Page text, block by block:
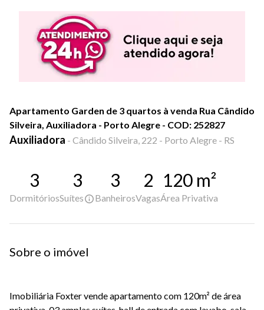
Apartamento Garden de 3 quartos à venda Rua Cândido
Silveira, Auxiliadora - Porto Alegre - COD: 252827
Auxiliadora - Cândido Silveira, 222 - Porto Alegre - RS
3
Dormitórios
3
Suítes
3
Banheiros
2
Vagas
120 m²
Área Privativa
Sobre o imóvel
Imobiliária Foxter vende apartamento com 120m² de área